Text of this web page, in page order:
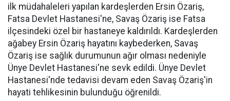
ilk müdahaleleri yapılan kardeşlerden Ersin Özariş,
Fatsa Devlet Hastanesi'ne, Savaş Özariş ise Fatsa
ilçesindeki özel bir hastaneye kaldırıldı. Kardeşlerden
ağabey Ersin Özariş hayatını kaybederken, Savaş
Özariş ise sağlık durumunun ağır olması nedeniyle
Ünye Devlet Hastanesi'ne sevk edildi. Ünye Devlet
Hastanesi'nde tedavisi devam eden Savaş Özariş'in
hayati tehlikesinin bulunduğu öğrenildi.